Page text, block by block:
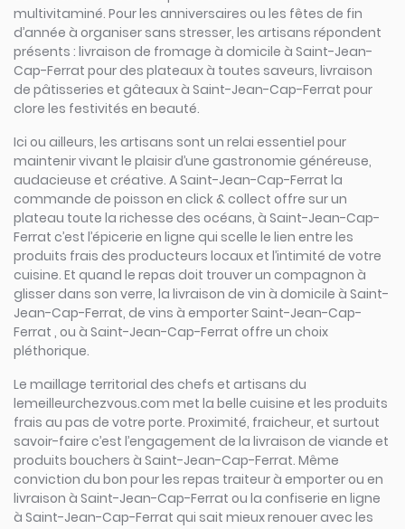
multivitaminé. Pour les anniversaires ou les fêtes de fin
d’année à organiser sans stresser, les artisans répondent
présents : livraison de fromage à domicile à Saint-Jean-
Cap-Ferrat pour des plateaux à toutes saveurs, livraison
de pâtisseries et gâteaux à Saint-Jean-Cap-Ferrat pour
clore les festivités en beauté.
Ici ou ailleurs, les artisans sont un relai essentiel pour
maintenir vivant le plaisir d’une gastronomie généreuse,
audacieuse et créative. A Saint-Jean-Cap-Ferrat la
commande de poisson en click & collect offre sur un
plateau toute la richesse des océans, à Saint-Jean-Cap-
Ferrat c’est l’épicerie en ligne qui scelle le lien entre les
produits frais des producteurs locaux et l’intimité de votre
cuisine. Et quand le repas doit trouver un compagnon à
glisser dans son verre, la livraison de vin à domicile à Saint-
Jean-Cap-Ferrat, de vins à emporter Saint-Jean-Cap-
Ferrat , ou à Saint-Jean-Cap-Ferrat offre un choix
pléthorique.
Le maillage territorial des chefs et artisans du
lemeilleurchezvous.com met la belle cuisine et les produits
frais au pas de votre porte. Proximité, fraicheur, et surtout
savoir-faire c’est l’engagement de la livraison de viande et
produits bouchers à Saint-Jean-Cap-Ferrat. Même
conviction du bon pour les repas traiteur à emporter ou en
livraison à Saint-Jean-Cap-Ferrat ou la confiserie en ligne
à Saint-Jean-Cap-Ferrat qui sait mieux renouer avec les